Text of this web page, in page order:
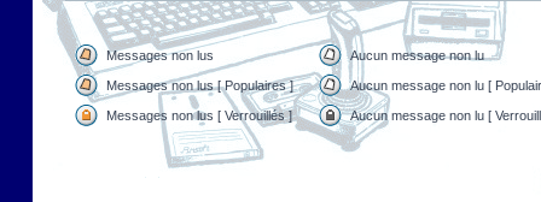
Messages non lus Aucun message non lu
Messages non lus [ Populaires ] Aucun message non lu [
Messages non lus [ Verrouillés ] Aucun message non lu [